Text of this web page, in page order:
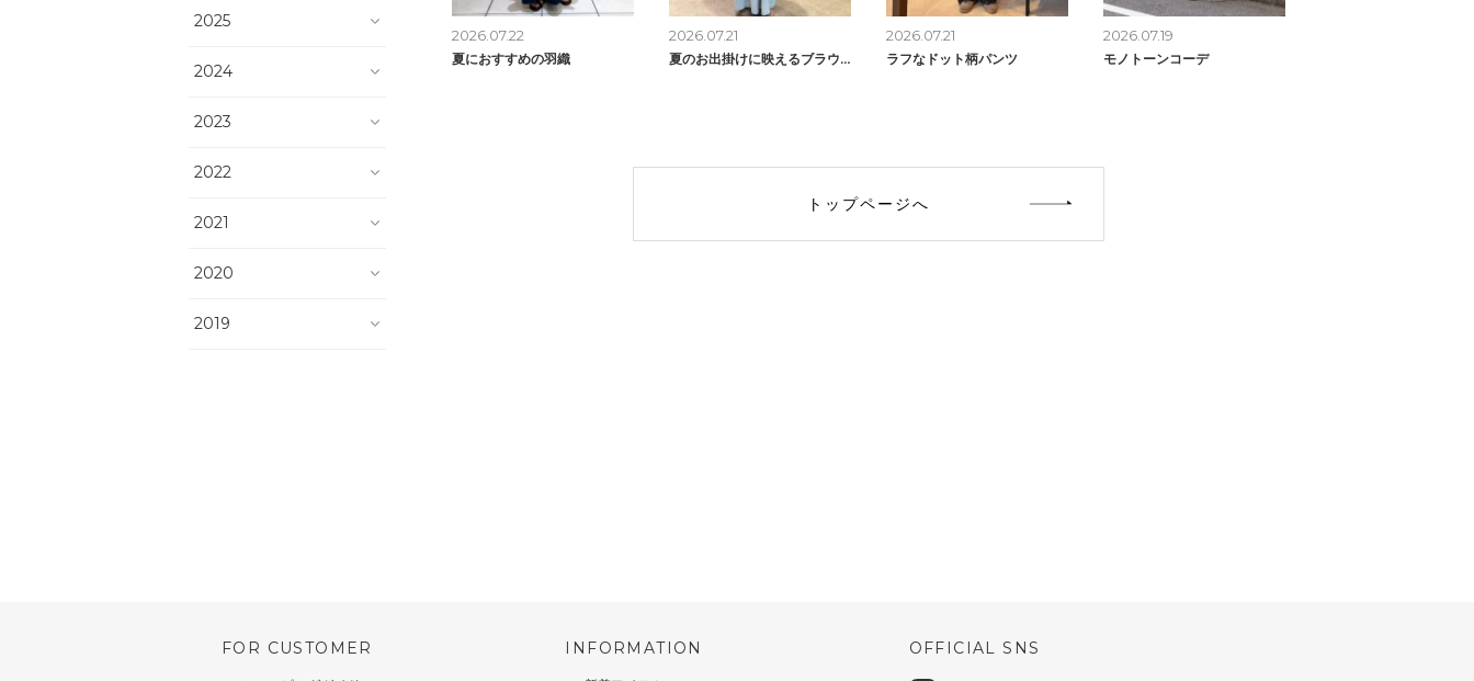
2026.07.22
夏におすすめの羽織
2026.07.21
夏のお出掛けに映えるブラウス
2026.07.21
ラフなドット柄パンツ
2026.07.19
モノトーンコーデ
トップページへ
2025
2024
2023
2022
2021
2020
2019
FOR CUSTOMER INFORMATION OFFICIAL SNS